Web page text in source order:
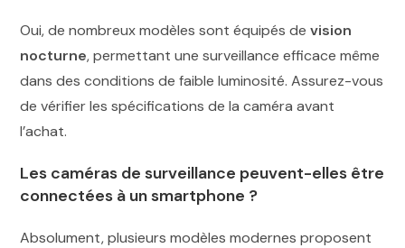
Oui, de nombreux modèles sont équipés devision
nocturne, permettant une surveillance efficace même
dans des conditions de faible luminosité. Assurez-vous
de vérifier les spécifications de la caméra avant
l’achat.
Les caméras de surveillance peuvent-elles être
connectées à un smartphone ?
Absolument, plusieurs modèles modernes proposent